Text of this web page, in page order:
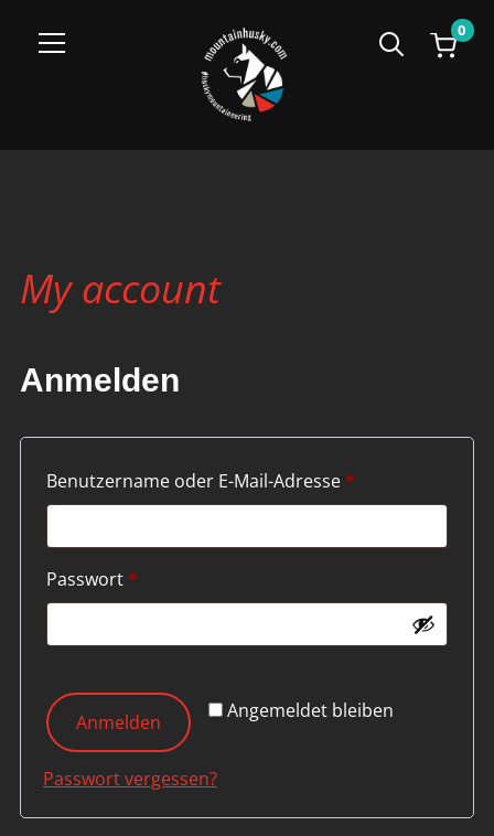
0
Info
My account
Anmelden
Benutzername oder E-Mail-Adresse*Erforderlich
Passwort*Erforderlich
Angemeldet bleiben
Anmelden
Passwort vergessen?